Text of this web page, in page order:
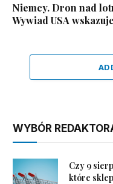
Niemcy. Dron nad
Wywiad USA
WYBÓR
Czy 9
które